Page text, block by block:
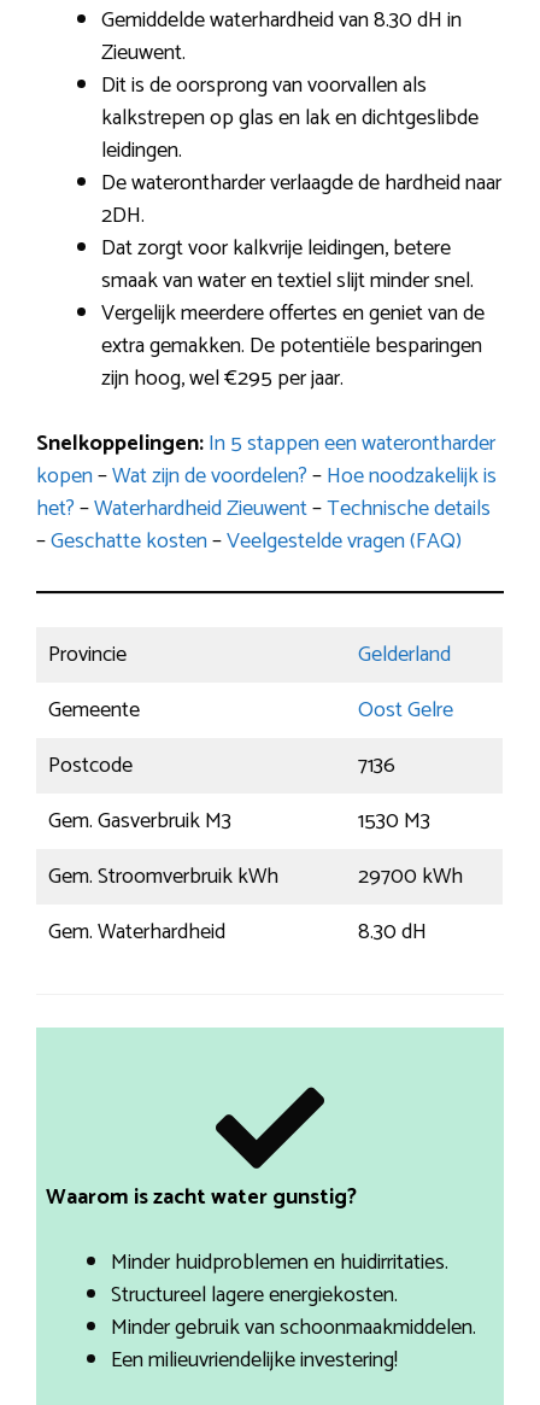
Gemiddelde waterhardheid van 8.30 dH in
Zieuwent.
Dit is de oorsprong van voorvallen als
kalkstrepen op glas en lak en dichtgeslibde
leidingen.
De waterontharder verlaagde de hardheid naar
2DH.
Dat zorgt voor kalkvrije leidingen, betere
smaak van water en textiel slijt minder snel.
Vergelijk meerdere offertes en geniet van de
extra gemakken. De potentiële besparingen
zijn hoog, wel €295 per jaar.
Snelkoppelingen:In 5 stappen een waterontharder
kopen–Wat zijn de voordelen?–Hoe noodzakelijk is
het?–Waterhardheid Zieuwent–Technische details
–Geschatte kosten–Veelgestelde vragen (FAQ)
Provincie
Gelderland
Gemeente
Oost Gelre
Postcode
7136
Gem. Gasverbruik M3
1530 M3
Gem. Stroomverbruik kWh
29700 kWh
Gem. Waterhardheid
8.30 dH
Waarom is zacht water gunstig?
Minder huidproblemen en huidirritaties.
Structureel lagere energiekosten.
Minder gebruik van schoonmaakmiddelen.
Een milieuvriendelijke investering!